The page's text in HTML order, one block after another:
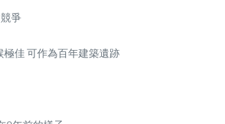
爭
佳 可作為百年建築遺跡